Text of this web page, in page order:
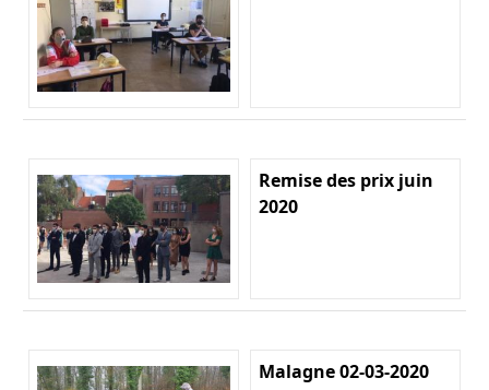
Remise des prix juin
2020
Malagne 02-03-2020